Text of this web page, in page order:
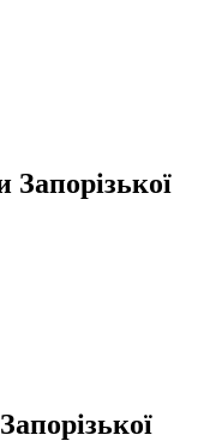
Запорізької